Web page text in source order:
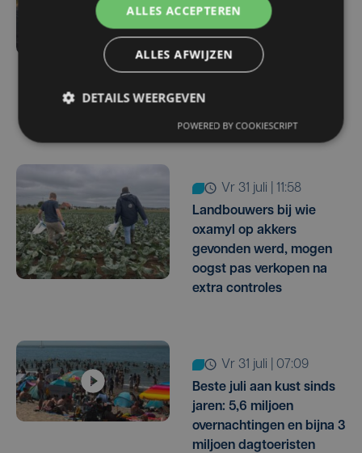
Herstel lek in
waterbassin Ardo start
pas na de zomer:
"landbouwers kunnen
resterende water nu
vr 31 juli | 11:58
Landbouwers bij wie
oxamyl op akkers
gevonden werd, mogen
oogst pas verkopen na
extra controles
vr 31 juli | 07:09
Beste juli aan kust sinds
jaren: 5,6 miljoen
overnachtingen en bijna 3
miljoen dagtoeristen
ALLES ACCEPTEREN
ALLES AFWIJZEN
DETAILS WEERGEVEN
POWERED BY COOKIESCRIPT